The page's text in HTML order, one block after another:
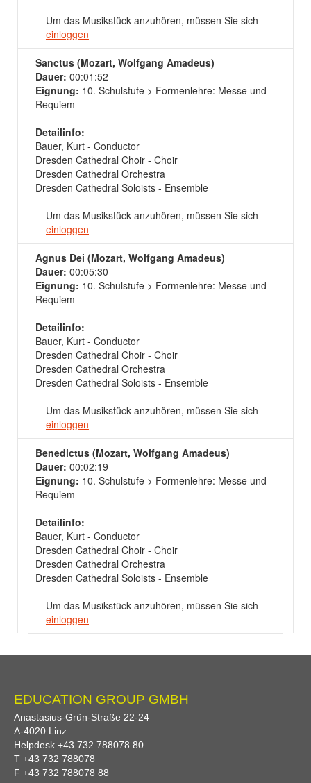
Um das Musikstück anzuhören, müssen Sie sich
einloggen
Sanctus (Mozart, Wolfgang Amadeus)
Dauer: 00:01:52
Eignung: 10. Schulstufe > Formenlehre: Messe und
Requiem
Detailinfo:
Bauer, Kurt - Conductor
Dresden Cathedral Choir - Choir
Dresden Cathedral Orchestra
Dresden Cathedral Soloists - Ensemble
Um das Musikstück anzuhören, müssen Sie sich
einloggen
Agnus Dei (Mozart, Wolfgang Amadeus)
Dauer: 00:05:30
Eignung: 10. Schulstufe > Formenlehre: Messe und
Requiem
Detailinfo:
Bauer, Kurt - Conductor
Dresden Cathedral Choir - Choir
Dresden Cathedral Orchestra
Dresden Cathedral Soloists - Ensemble
Um das Musikstück anzuhören, müssen Sie sich
einloggen
Benedictus (Mozart, Wolfgang Amadeus)
Dauer: 00:02:19
Eignung: 10. Schulstufe > Formenlehre: Messe und
Requiem
Detailinfo:
Bauer, Kurt - Conductor
Dresden Cathedral Choir - Choir
Dresden Cathedral Orchestra
Dresden Cathedral Soloists - Ensemble
Um das Musikstück anzuhören, müssen Sie sich
einloggen
EDUCATION GROUP GMBH
Anastasius-Grün-Straße 22-24
A-4020 Linz
Helpdesk +43 732 788078 80
T +43 732 788078
F +43 732 788078 88